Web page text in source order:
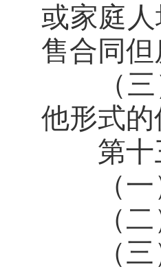
或家庭
售合同
（三）
他形式
第十三
（一）
（二）
（三